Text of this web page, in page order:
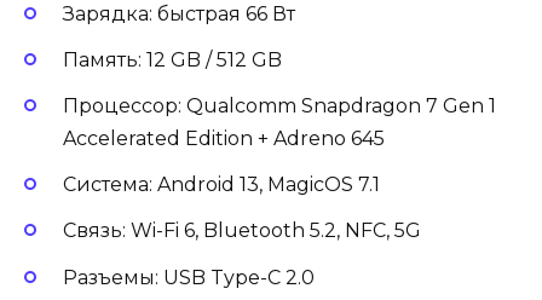
Зарядка: быстрая 66 Вт
Память: 12 GB / 512 GB
Процессор: Qualcomm Snapdragon 7 Gen 1
Accelerated Edition + Adreno 645
Система: Android 13, MagicOS 7.1
Связь: Wi-Fi 6, Bluetooth 5.2, NFC, 5G
Разъемы: USB Type-C 2.0